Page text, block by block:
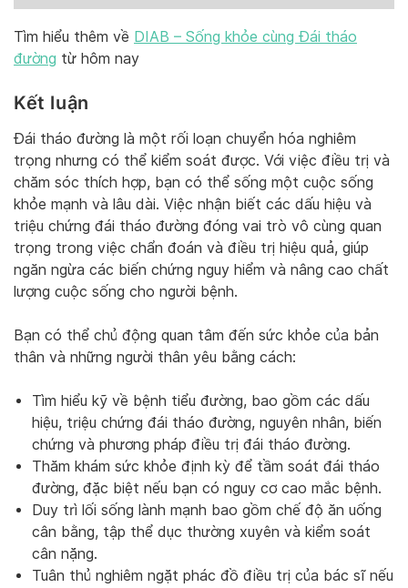
Tìm hiểu thêm về DIAB – Sống khỏe cùng Đái tháo
đường từ hôm nay
Kết luận
Đái tháo đường là một rối loạn chuyển hóa nghiêm
trọng nhưng có thể kiểm soát được. Với việc điều trị và
chăm sóc thích hợp, bạn có thể sống một cuộc sống
khỏe mạnh và lâu dài. Việc nhận biết các dấu hiệu và
triệu chứng đái tháo đường đóng vai trò vô cùng quan
trọng trong việc chẩn đoán và điều trị hiệu quả, giúp
ngăn ngừa các biến chứng nguy hiểm và nâng cao chất
lượng cuộc sống cho người bệnh.
Bạn có thể chủ động quan tâm đến sức khỏe của bản
thân và những người thân yêu bằng cách:
Tìm hiểu kỹ về bệnh tiểu đường, bao gồm các dấu
hiệu, triệu chứng đái tháo đường, nguyên nhân, biến
chứng và phương pháp điều trị đái tháo đường.
Thăm khám sức khỏe định kỳ để tầm soát đái tháo
đường, đặc biệt nếu bạn có nguy cơ cao mắc bệnh.
Duy trì lối sống lành mạnh bao gồm chế độ ăn uống
cân bằng, tập thể dục thường xuyên và kiểm soát
cân nặng.
Tuân thủ nghiêm ngặt phác đồ điều trị của bác sĩ nếu